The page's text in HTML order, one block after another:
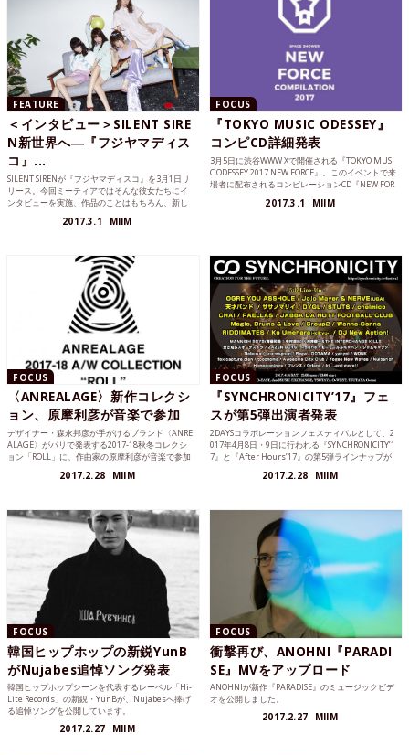
FEATURE
＜インタビュー＞SILENT SIRE
N新世界へ―『フジヤマディス
コ』...
SILENT SIRENが『フジヤマディスコ』を3月1日リ
リース。今回ミーティアではそんな彼女たちにイ
ンタビューを実施、作品のことはもちろん、新し
2017.3.1 MIIM
FOCUS
『TOKYO MUSIC ODESSEY』
コンピCD詳細発表
3月5日に渋谷WWW Xで開催される『TOKYO MUSI
C ODESSEY 2017 NEW FORCE』。このイベントで来
場者に配布されるコンピレーションCD『NEW FOR
2017.3.1 MIIM
FOCUS
〈ANREALAGE〉新作コレクシ
ョン、原摩利彦が音楽で参加
デザイナー・森永邦彦が手がけるブランド〈ANRE
ALAGE〉がパリで発表する2017-18秋冬コレクシ
ョン「ROLL」に、作曲家の原摩利彦が音楽で参加
2017.2.28 MIIM
FOCUS
『SYNCHRONICITY’17』フェ
スが第5弾出演者発表
2DAYSコラボレーションフェスティバルとして、2
017年4月8日・9日に行われる『SYNCHRONICITY’1
7』と『After Hours’17』の第5弾ラインナップが
2017.2.28 MIIM
FOCUS
韓国ヒップホップの新鋭YunB
がNujabes追悼ソング発表
韓国ヒップホップシーンを代表するレーベル「Hi-
Lite Records」の新鋭・YunBが、Nujabesへ捧げ
る追悼ソングを公開しています。
2017.2.27 MIIM
FOCUS
衝撃再び、ANOHNI『PARADI
SE』MVをアップロード
ANOHNIが新作『PARADISE』のミュージックビデ
オを公開しました。
2017.2.27 MIIM